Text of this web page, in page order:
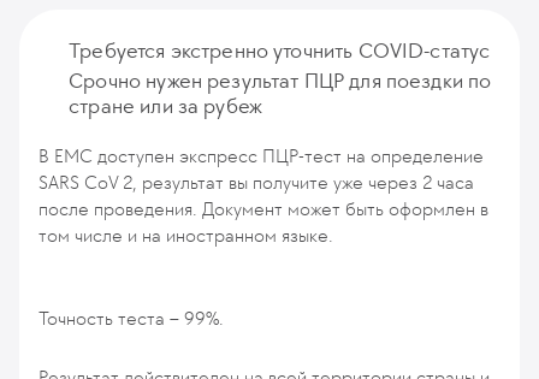
Требуется экстренно уточнить COVID-статус
Срочно нужен результат ПЦР для поездки по
стране или за рубеж
В ЕМС доступен экспресс ПЦР-тест на определение
SARS CoV 2, результат вы получите уже через 2 часа
после проведения. Документ может быть оформлен в
том числе и на иностранном языке.
Точность теста – 99%.